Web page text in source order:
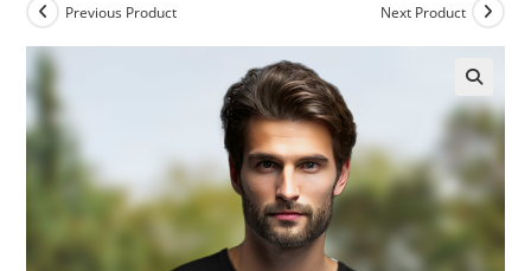
Previous Product Next Product